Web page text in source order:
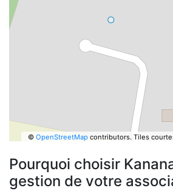
© OpenStreetMapcontributors. Tiles
Pourquoi choisir
gestion de votre